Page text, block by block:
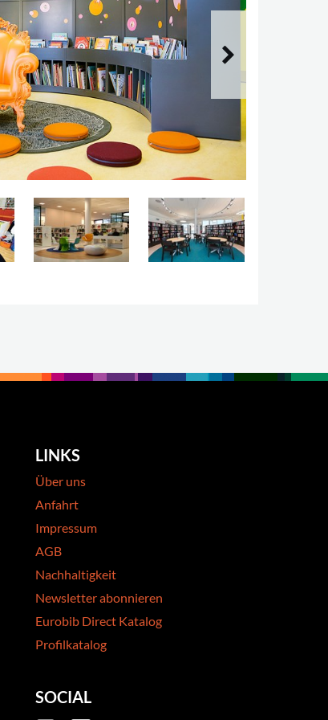
LINKS
Über uns
Anfahrt
Impressum
AGB
Nachhaltigkeit
Newsletter abonnieren
Eurobib Direct Katalog
Profilkatalog
SOCIAL